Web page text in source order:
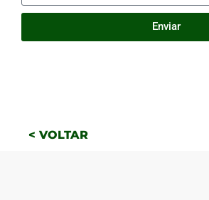
Enviar
< VOLTAR